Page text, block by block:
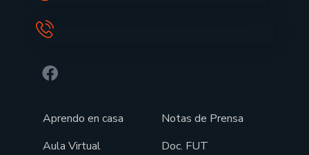
Aprendo en casa
Aula Virtual
Notas de Prensa
Doc. FUT